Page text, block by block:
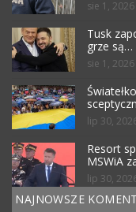
sie 1, 2026
Tusk
grze są…
sie 1, 2026
lip 30,
Resort
MSWiA
lip 30,
NAJNOWSZE